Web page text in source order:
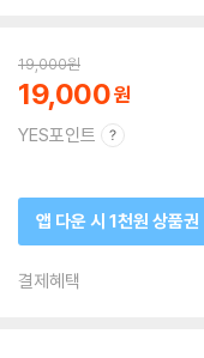
19,000원
19,000
YES포인트
앱 다운 시 1천원 상품권
결제혜택